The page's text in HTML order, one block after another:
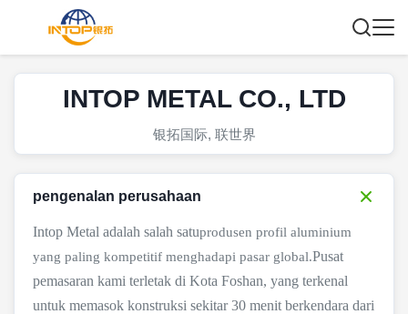
INTOP METAL CO., LTD
银拓国际, 联世界
pengenalan perusahaan
Intop Metal adalah salah satuprodusen profil aluminium
yang paling kompetitif menghadapi pasar global.Pusat
pemasaran kami terletak di Kota Foshan, yang terkenal
untuk memasok konstruksi sekitar 30 menit berkendara dari